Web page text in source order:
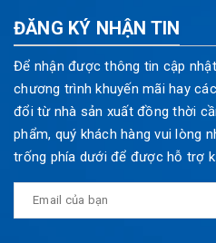
ĐĂNG KÝ NHẬN TIN
Để nhận được thông tin cập
chương trình khuyến mãi hay
đổi từ nhà sản xuất đồng thời
phẩm, quý khách hàng vui lòng
trống phía dưới để được hỗ trợ